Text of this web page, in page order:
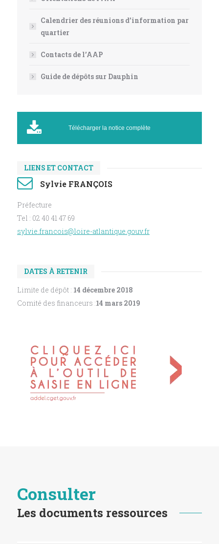
Calendrier des réunions d’information par
quartier
Contacts de l’AAP
Guide de dépôts sur Dauphin
Télécharger la notice complète
LIENS ET CONTACT
Sylvie FRANÇOIS
Préfecture
Tel : 02 40 41 47 69
sylvie.francois@loire-atlantique.gouv.fr
DATES À RETENIR
Limite de dépôt : 14 décembre 2018
Comité des financeurs :14 mars 2019
Consulter
Les documents ressources